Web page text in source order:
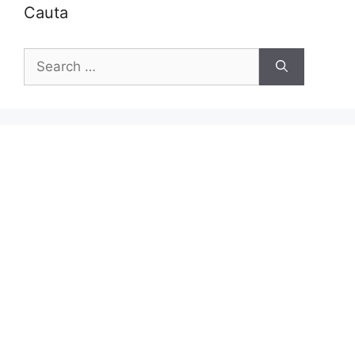
Cauta
for: